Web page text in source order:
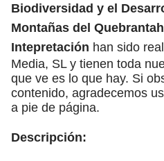
Biodiversidad y el
Montañas del
Intepretación han sido
Media, SL y tienen toda
que ve es lo que hay. Si
contenido, agradecemos
a pie de página.
Descripción: